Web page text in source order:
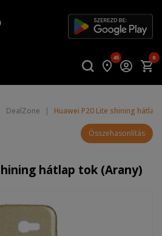
45 0
DealZone | Huawei P20 Lite shining hátlap
Összehasonlítás
hátlap tok (Arany)